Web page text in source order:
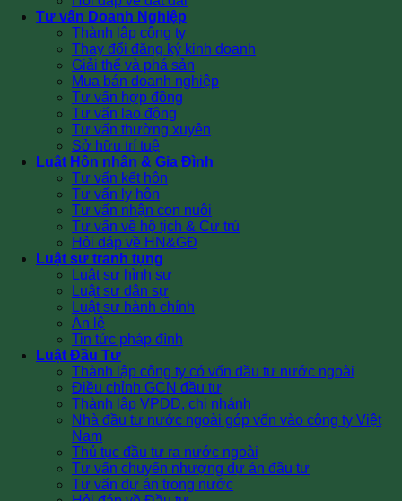
Tư vấn Doanh Nghiệp
Thành lập công ty
Thay đổi đăng ký kinh doanh
Giải thể và phá sản
Mua bán doanh nghiệp
Tư vấn hợp đồng
Tư vấn lao động
Tư vấn thường xuyên
Sở hữu trí tuệ
Luật Hôn nhân & Gia Đình
Tư vấn kết hôn
Tư vấn ly hôn
Tư vấn nhận con nuôi
Tư vấn về hộ tịch & Cư trú
Hỏi đáp về HN&GĐ
Luật sư tranh tụng
Luật sư hình sự
Luật sư dân sự
Luật sư hành chính
Án lệ
Tin tức pháp đình
Luật Đầu Tư
Thành lập công ty có vốn đầu tư nước ngoài
Điều chỉnh GCN đầu tư
Thành lập VPDD, chi nhánh
Nhà đầu tư nước ngoài góp vốn vào công ty Việt
Nam
Thủ tục đầu tư ra nước ngoài
Tư vấn chuyển nhượng dự án đầu tư
Tư vấn dự án trong nước